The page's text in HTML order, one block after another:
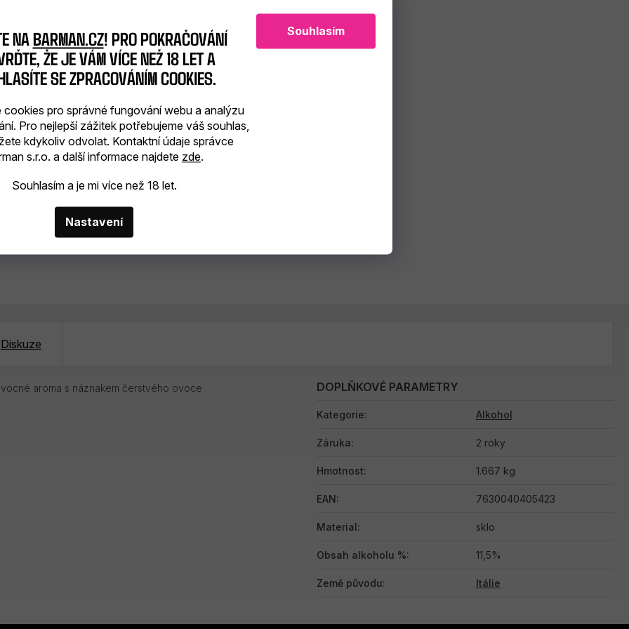
NABARMAN.CZ! PRO POKRAČOVÁNÍ
ŽE JE VÁM VÍCE NEŽ 18 LET A
SE ZPRACOVÁNÍM COOKIES.
cookies pro správné fungování webu a analýzu
Pro nejlepší zážitek potřebujeme váš souhlas,
kdykoliv odvolat. Kontaktní údaje správce
s.r.o. a další informace najdete zde.
Souhlasím a je mi více než 18 let.
Nastavení
Souhlasím
sklenice na šampaňské
182ml
skladem (>6 ks)
Do košíku
RCR Timeless sklenice na
šampaňské 260 ml
Diskuze
aroma s náznakem čerstvého ovoce DOPLŇKOVÉ PARAMETRY
Kategorie: Alkohol
Záruka: 2 roky
Hmotnost: 1.667 kg
EAN: 7630040405423
Material: sklo
Obsah alkoholu %: 11,5%
Země původu: Itálie